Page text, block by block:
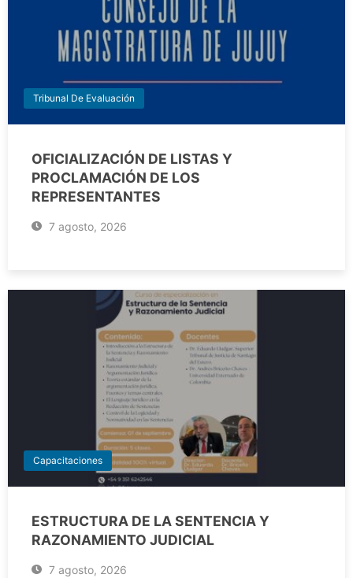
Tribunal De Evaluación
OFICIALIZACIÓN DE LISTAS Y
PROCLAMACIÓN DE LOS
REPRESENTANTES
7 agosto, 2026
Capacitaciones
ESTRUCTURA DE LA SENTENCIA Y
RAZONAMIENTO JUDICIAL
7 agosto, 2026